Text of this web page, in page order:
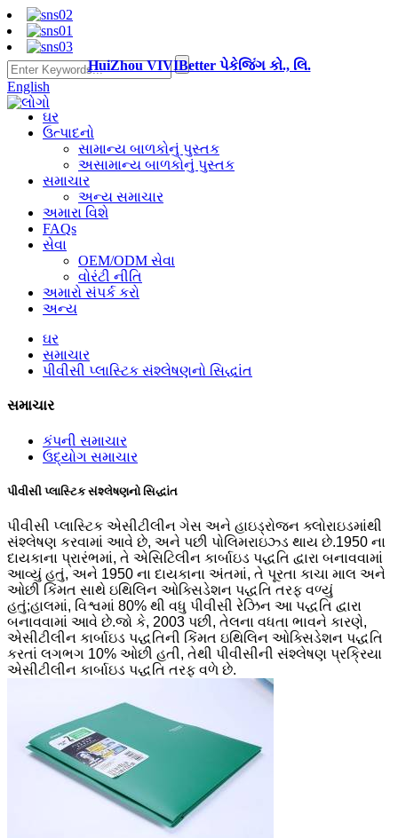
English
HuiZhou VIVIBetter પેકેજિંગ કો., લિ.
ઘર
ઉત્પાદનો
સામાન્ય બાળકોનું પુસ્તક
અસામાન્ય બાળકોનું પુસ્તક
સમાચાર
અન્ય સમાચાર
અમારા વિશે
FAQs
સેવા
OEM/ODM સેવા
વોરંટી નીતિ
અમારો સંપર્ક કરો
અન્ય
ઘર
સમાચાર
પીવીસી પ્લાસ્ટિક સંશ્લેષણનો સિદ્ધાંત
સમાચાર
કંપની સમાચાર
ઉદ્યોગ સમાચાર
પીવીસી પ્લાસ્ટિક સંશ્લેષણનો સિદ્ધાંત
પીવીસી પ્લાસ્ટિક એસીટીલીન ગેસ અને હાઇડ્રોજન ક્લોરાઇડમાંથી
સંશ્લેષણ કરવામાં આવે છે, અને પછી પોલિમરાઇઝ્ડ થાય છે.1950 ના
દાયકાના પ્રારંભમાં, તે એસિટિલીન કાર્બાઇડ પદ્ધતિ દ્વારા બનાવવામાં
આવ્યું હતું, અને 1950 ના દાયકાના અંતમાં, તે પૂરતા કાચા માલ અને
ઓછી કિંમત સાથે ઇથિલિન ઓક્સિડેશન પદ્ધતિ તરફ વળ્યું
હતું;હાલમાં, વિશ્વમાં 80% થી વધુ પીવીસી રેઝિન આ પદ્ધતિ દ્વારા
બનાવવામાં આવે છે.જો કે, 2003 પછી, તેલના વધતા ભાવને કારણે,
એસીટીલીન કાર્બાઇડ પદ્ધતિની કિંમત ઇથિલિન ઓક્સિડેશન પદ્ધતિ
કરતાં લગભગ 10% ઓછી હતી, તેથી પીવીસીની સંશ્લેષણ પ્રક્રિયા
એસીટીલીન કાર્બાઇડ પદ્ધતિ તરફ વળે છે.